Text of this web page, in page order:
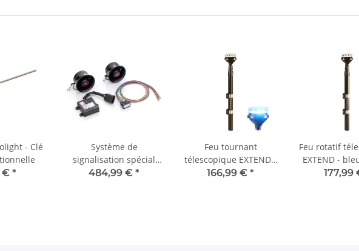
- Clé
€ *
Système de
signalisation spécial
ASX 700 avec haut-
484,99 € *
Feu tournant
télescopique EXTEND -
bleu
166,99 € *
Feu rotatif
EXTEND -
177,99